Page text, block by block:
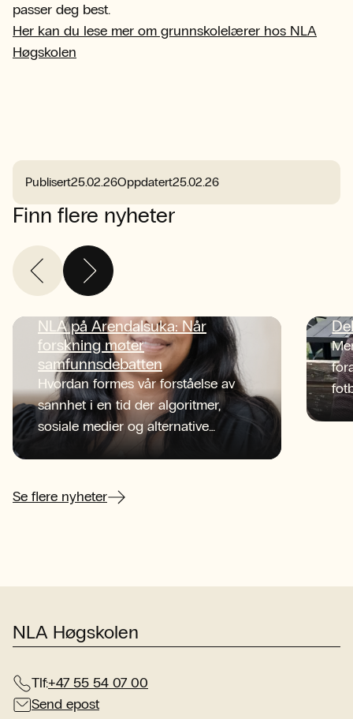
passer deg best.
Her kan du lese mer om grunnskolelærer hos NLA
Høgskolen
Publisert25.02.26Oppdatert25.02.26
Finn flere nyheter
NLA på Arendalsuka: Når
forskning møter
samfunnsdebatten
Hvordan formes vår forståelse av
sannhet i en tid der algoritmer,
sosiale medier og alternative
informasjonskilder konkurrerer om
Se flere nyheter
NLA Høgskolen
Tlf:+47 55 54 07 00
Send epost